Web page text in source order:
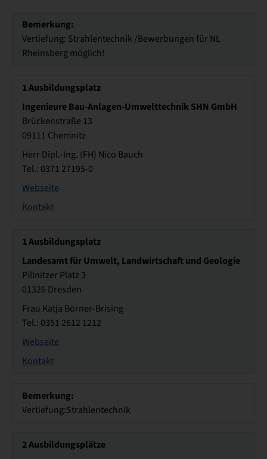
Bemerkung:
Vertiefung: Strahlentechnik /Bewerbungen für NL
Rheinsberg möglich!
1Ausbildungsplatz
Ingenieure Bau-Anlagen-Umwelttechnik SHN GmbH
Brückenstraße 13
09111 Chemnitz
Herr Dipl.-Ing. (FH) Nico Bauch
Tel.: 0371 27195-0
Webseite
Kontakt
1Ausbildungsplatz
Landesamt für Umwelt, Landwirtschaft und Geologie
Pillnitzer Platz 3
01326 Dresden
Frau Katja Börner-Brising
Tel.: 0351 2612 1212
Webseite
Kontakt
Bemerkung:
Vertiefung:Strahlentechnik
2Ausbildungsplätze